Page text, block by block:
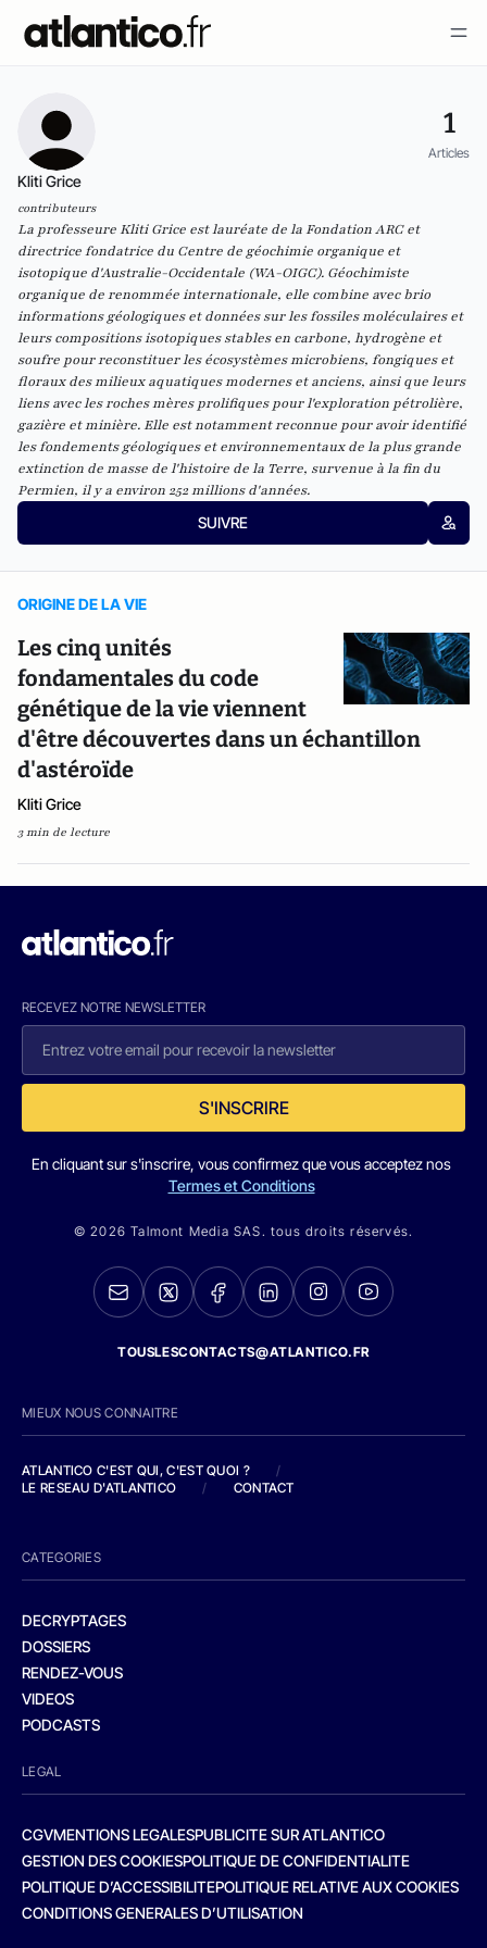
1
Articles
Kliti Grice
contributeurs
La professeure Kliti Grice est lauréate de la Fondation ARC et
directrice fondatrice du Centre de géochimie organique et
isotopique d'Australie-Occidentale (WA-OIGC). Géochimiste
organique de renommée internationale, elle combine avec brio
informations géologiques et données sur les fossiles moléculaires et
leurs compositions isotopiques stables en carbone, hydrogène et
soufre pour reconstituer les écosystèmes microbiens, fongiques et
floraux des milieux aquatiques modernes et anciens, ainsi que leurs
liens avec les roches mères prolifiques pour l'exploration pétrolière,
gazière et minière. Elle est notamment reconnue pour avoir identifié
les fondements géologiques et environnementaux de la plus grande
extinction de masse de l'histoire de la Terre, survenue à la fin du
Permien, il y a environ 252 millions d'années.
SUIVRE
ORIGINE DE LA VIE
Les cinq unités
fondamentales du code
génétique de la vie viennent
d'être découvertes dans un échantillon
d'astéroïde
Kliti Grice
3 min de lecture
RECEVEZ NOTRE NEWSLETTER
S'INSCRIRE
En cliquant sur s'inscrire, vous confirmez que vous acceptez nos
Termes et Conditions
© 2026 Talmont Media SAS. tous droits réservés.
TOUSLESCONTACTS@ATLANTICO.FR
MIEUX NOUS CONNAITRE
ATLANTICO C'EST QUI, C'EST QUOI ?
/
LE RESEAU D'ATLANTICO
/ CONTACT
CATEGORIES
DECRYPTAGES
DOSSIERS
RENDEZ-VOUS
VIDEOS
PODCASTS
LEGAL
CGVMENTIONS LEGALESPUBLICITE SUR ATLANTICO
GESTION DES COOKIESPOLITIQUE DE CONFIDENTIALITE
POLITIQUE D’ACCESSIBILITEPOLITIQUE RELATIVE AUX COOKIES
CONDITIONS GENERALES D’UTILISATION